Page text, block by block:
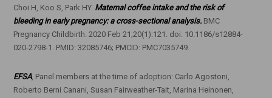
Choi H, Koo S, Park HY. Maternal coffee intake and the risk of
bleeding in early pregnancy: a cross-sectional analysis.BMC
Pregnancy Childbirth. 2020 Feb 21;20(1):121. doi: 10.1186/s12884-
020-2798-1. PMID: 32085746; PMCID: PMC7035749.
EFSA, Panel members at the time of adoption: Carlo Agostoni,
Roberto Berni Canani, Susan Fairweather-Tait, Marina Heinonen,